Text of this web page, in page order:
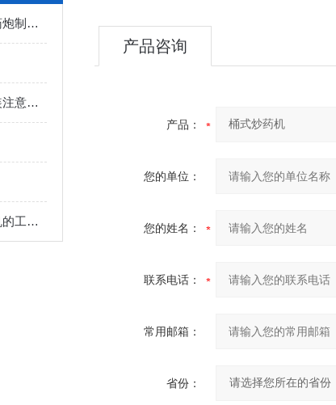
北京天利恒诚桶式炒药机：中药炮制的实用设备
简单介绍一下桶式炒药机的安装注意事项
几分钟可了解中药材桶式炒药机的工作原理及主要特点
产品咨询
产品：
您的单位：
您的姓名：
联系电话：
常用邮箱：
省份：